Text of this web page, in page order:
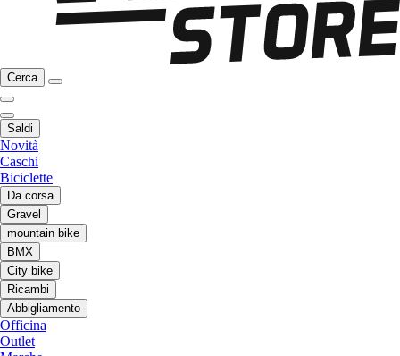
Cerca
Saldi
Novità
Caschi
Biciclette
Da corsa
Gravel
mountain bike
BMX
City bike
Ricambi
Abbigliamento
Officina
Outlet